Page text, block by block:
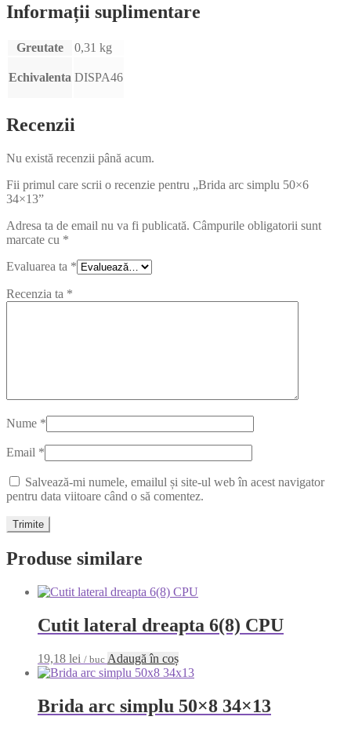
Informații suplimentare
Greutate 0,31 kg
Echivalenta DISPA46
Recenzii
Nu există recenzii până acum.
Fii primul care scrii o recenzie pentru „Brida arc simplu 50×6
34×13”
Adresa ta de email nu va fi publicată. Câmpurile obligatorii sunt
marcate cu *
Evaluarea ta *
Recenzia ta *
Nume *
Email *
Salvează-mi numele, emailul și site-ul web în acest navigator
pentru data viitoare când o să comentez.
Produse similare
Cutit lateral dreapta 6(8) CPU
19,18 lei / buc Adaugă în coș
Brida arc simplu 50×8 34×13